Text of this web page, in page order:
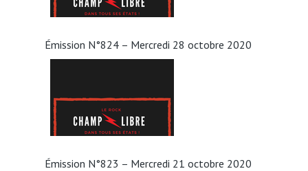
Émission N°824 – Mercredi 28 octobre 2020
Émission N°823 – Mercredi 21 octobre 2020